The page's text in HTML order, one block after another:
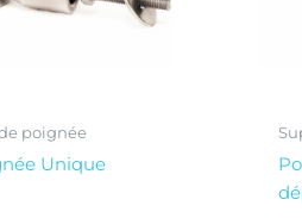
poignée
Unique